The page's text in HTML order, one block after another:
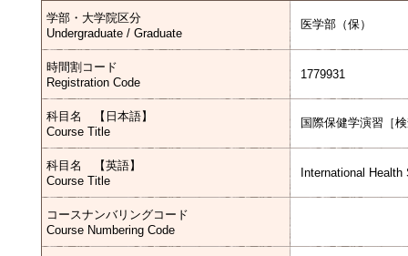
学部・大学院区分
Undergraduate / Graduate
医学部（保）
時間割コード
Registration Code
1779931
科目名 【日本語】
Course Title
国際保健学演習［
科目名 【英語】
Course Title
International Health
コースナンバリングコード
Course Numbering Code